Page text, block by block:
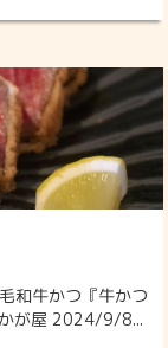
和牛かつ『牛かつ
が屋 2024/9/8...